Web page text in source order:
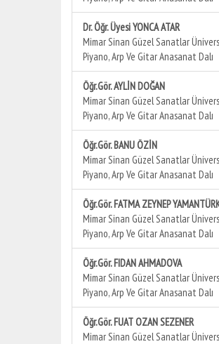
Dr. Öğr. Üyesi YONCA ATAR
Mimar Sinan Güzel Sanatlar
Piyano, Arp Ve Gitar Anasanat Dalı
Öğr.Gör. AYLİN DOĞAN
Mimar Sinan Güzel Sanatlar
Piyano, Arp Ve Gitar Anasanat Dalı
Öğr.Gör. BANU ÖZİN
Mimar Sinan Güzel Sanatlar
Piyano, Arp Ve Gitar Anasanat Dalı
Öğr.Gör. FATMA ZEYNEP
Mimar Sinan Güzel Sanatlar
Piyano, Arp Ve Gitar Anasanat Dalı
Öğr.Gör. FIDAN AHMADOVA
Mimar Sinan Güzel Sanatlar
Piyano, Arp Ve Gitar Anasanat Dalı
Öğr.Gör. FUAT OZAN SEZENER
Mimar Sinan Güzel Sanatlar